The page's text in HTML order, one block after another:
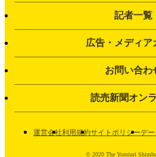
記者一覧
広告・メディア
お問い合わ
読売新聞オン
運営会社利用規約サイトポリシーデ
© 2020 The Yomiuri